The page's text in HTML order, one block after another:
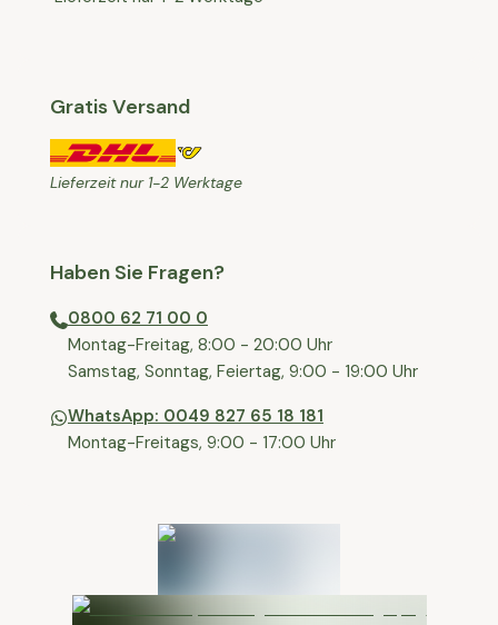
Gratis Versand
Lieferzeit nur 1-2 Werktage
Haben Sie Fragen?
0800 62 71 00 0
⁠⁠Montag-Freitag, 8:00 - 20:00 Uhr
⁠Samstag, Sonntag, Feiertag, 9:00 - 19:00 Uhr
WhatsApp: 0049 827 65 18 181
Montag-Freitags, 9:00 - 17:00 Uhr